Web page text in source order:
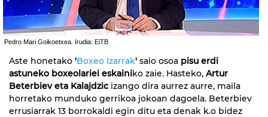
Pedro Mari Goikoetxea. Irudia: EiTB
Aste honetako 'Boxeo Izarrak' saio osoa pisu erdi
astuneko boxeolariei eskainiko zaie. Hasteko, Artur
Beterbiev eta Kalajdzic izango dira aurrez aurre, maila
horretako munduko gerrikoa jokoan dagoela. Beterbiev
errusiarrak 13 borrokaldi egin ditu eta denak k.o bidez